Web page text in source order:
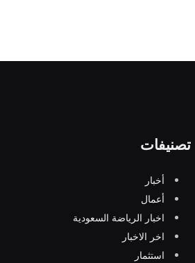
تصنيفات
أخبار
أعمال
اخبار الرياضة السعودية
اخر الاخبار
استثمار